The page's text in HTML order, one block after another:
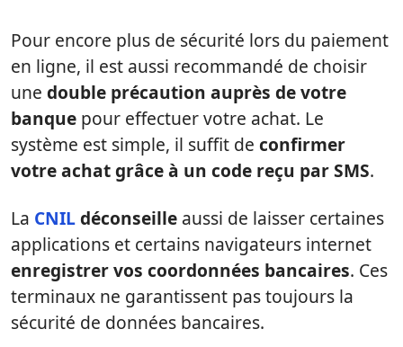
Pour encore plus de sécurité lors du paiement
en ligne, il est aussi recommandé de choisir
une double précaution auprès de votre
banque pour effectuer votre achat. Le
système est simple, il suffit de confirmer
votre achat grâce à un code reçu par SMS.
La CNILdéconseille aussi de laisser certaines
applications et certains navigateurs internet
enregistrer vos coordonnées bancaires. Ces
terminaux ne garantissent pas toujours la
sécurité de données bancaires.